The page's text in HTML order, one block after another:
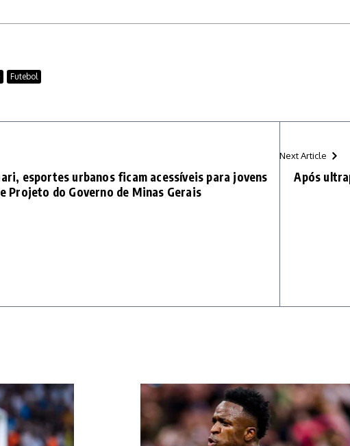
Futebol
esportes urbanos ficam acessíveis para jovens
Projeto do Governo de Minas Gerais
Next Article
Após